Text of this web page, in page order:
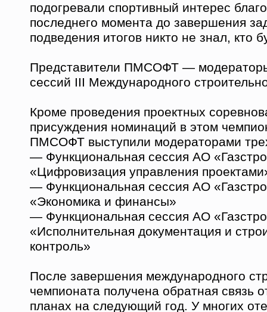
подогревали спортивный интерес
последнего момента до завершения
подведения итогов никто не знал, кто
Представители ПМСОФТ —
сессий III Международного
Кроме проведения проектных
присуждения номинаций в этом
ПМСОФТ выступили модераторами
— Функциональная сессия АО
«Цифровизация управления
— Функциональная сессия АО
«Экономика и финансы»
— Функциональная сессия АО
«Исполнительная документация и
контроль»
После завершения международного
чемпионата получена обратная связь
планах на следующий год. У многих